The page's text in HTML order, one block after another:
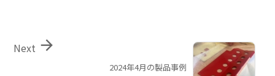
2024年4月の製品事例

Next